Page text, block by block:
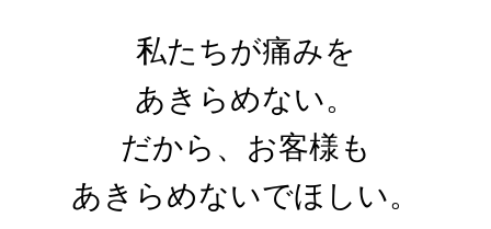
私たちが痛みを
あきらめない。
だから、 お客様も
あきらめないでほしい。